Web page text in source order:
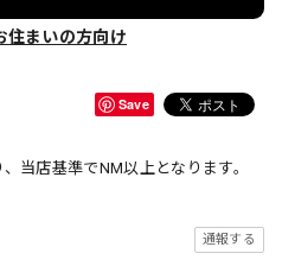
住まいの方向け
Save
当店基準でNM以上となります。
通報する